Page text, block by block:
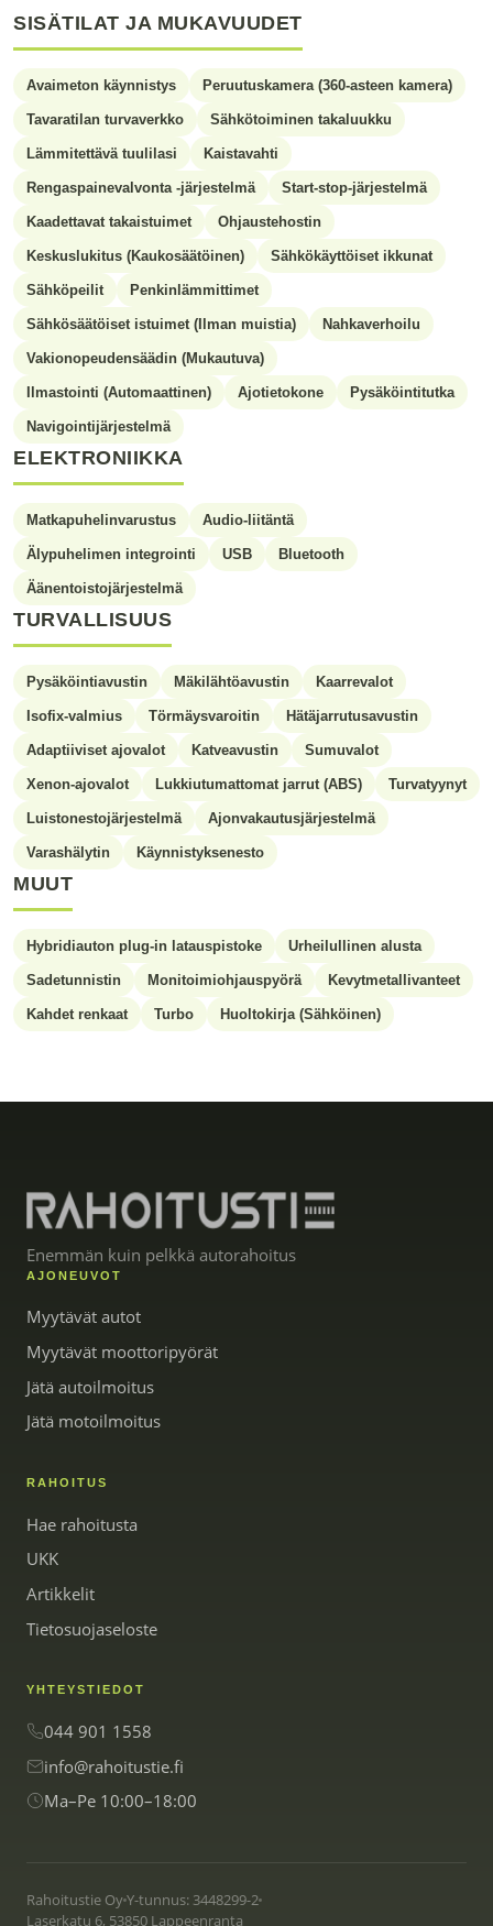
SISÄTILAT JA MUKAVUUDET
Avaimeton käynnistys Peruutuskamera (360-asteen kamera)
Tavaratilan turvaverkko Sähkötoiminen takaluukku
Lämmitettävä tuulilasi Kaistavahti
Rengaspainevalvonta -järjestelmä Start-stop-järjestelmä
Kaadettavat takaistuimet Ohjaustehostin
Keskuslukitus (Kaukosäätöinen) Sähkökäyttöiset ikkunat
Sähköpeilit Penkinlämmittimet
Sähkösäätöiset istuimet (Ilman muistia) Nahkaverhoilu
Vakionopeudensäädin (Mukautuva)
Ilmastointi (Automaattinen) Ajotietokone Pysäköintitutka
Navigointijärjestelmä
ELEKTRONIIKKA
Matkapuhelinvarustus Audio-liitäntä
Älypuhelimen integrointi USB Bluetooth
Äänentoistojärjestelmä
TURVALLISUUS
Pysäköintiavustin Mäkilähtöavustin Kaarrevalot
Isofix-valmius Törmäysvaroitin Hätäjarrutusavustin
Adaptiiviset ajovalot Katveavustin Sumuvalot
Xenon-ajovalot Lukkiutumattomat jarrut (ABS) Turvatyynyt
Luistonestojärjestelmä Ajonvakautusjärjestelmä
Varashälytin Käynnistyksenesto
MUUT
Hybridiauton plug-in latauspistoke Urheilullinen alusta
Sadetunnistin Monitoimiohjauspyörä Kevytmetallivanteet
Kahdet renkaat Turbo Huoltokirja (Sähköinen)
Enemmän kuin pelkkä autorahoitus
AJONEUVOT
Myytävät autot
Myytävät moottoripyörät
Jätä autoilmoitus
Jätä motoilmoitus
RAHOITUS
Hae rahoitusta
UKK
Artikkelit
Tietosuojaseloste
YHTEYSTIEDOT
044 901 1558
info@rahoitustie.fi
Ma–Pe 10:00–18:00
Rahoitustie OyY-tunnus: 3448299-2
Laserkatu 6, 53850 Lappeenranta